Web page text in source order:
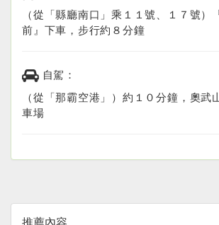
（從「縣廳南口」乘１１號、１７號）
前』下車，步行約８分鐘
自駕：
（從「那霸空港」）約１０分鐘，奧武
車場